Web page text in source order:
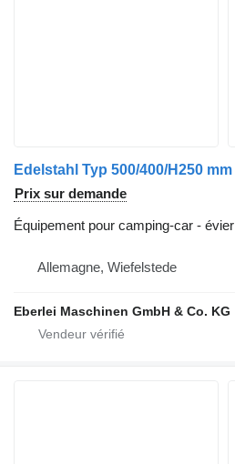
Edelstahl Typ 500/400/H250 mm
Prix sur demande
Équipement pour camping-car - évier
Allemagne, Wiefelstede
Eberlei Maschinen GmbH & Co. KG